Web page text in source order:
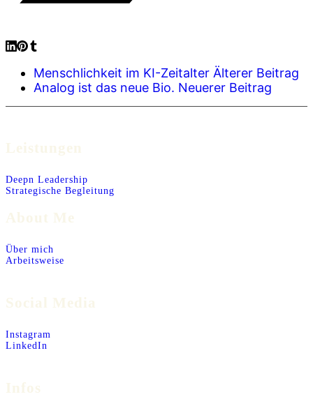
Menschlichkeit im KI-Zeitalter Älterer Beitrag
Analog ist das neue Bio. Neuerer Beitrag
Leistungen
Deepn Leadership
Strategische Begleitung
About Me
Über mich
Arbeitsweise
Social Media
Instagram
LinkedIn
Infos